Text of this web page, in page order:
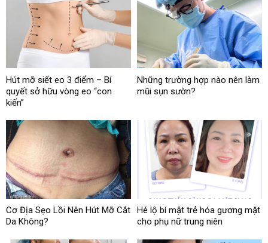
Hút mỡ siết eo 3 điểm – Bí
quyết sở hữu vòng eo “con
kiến”
Những trường hợp nào nên làm
mũi sụn sườn?
Cơ Địa Sẹo Lồi Nên Hút Mỡ Cắt
Da Không?
Hé lộ bí mật trẻ hóa gương mặt
cho phụ nữ trung niên